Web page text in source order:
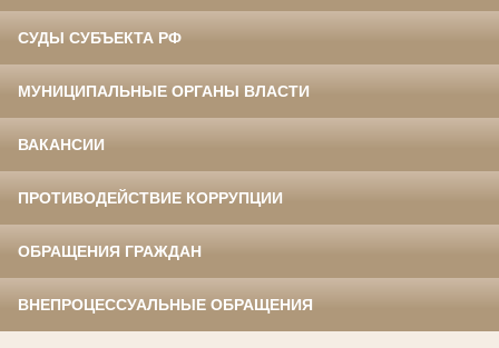
СУДЫ СУБЪЕКТА РФ
МУНИЦИПАЛЬНЫЕ ОРГАНЫ ВЛАСТИ
ВАКАНСИИ
ПРОТИВОДЕЙСТВИЕ КОРРУПЦИИ
ОБРАЩЕНИЯ ГРАЖДАН
ВНЕПРОЦЕССУАЛЬНЫЕ ОБРАЩЕНИЯ